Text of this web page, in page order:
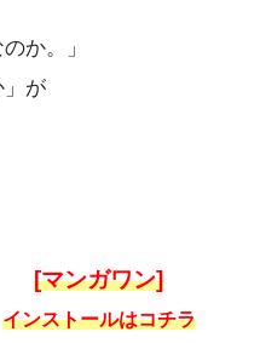
か。」
」が
[マンガワン]
インストールはコチラ